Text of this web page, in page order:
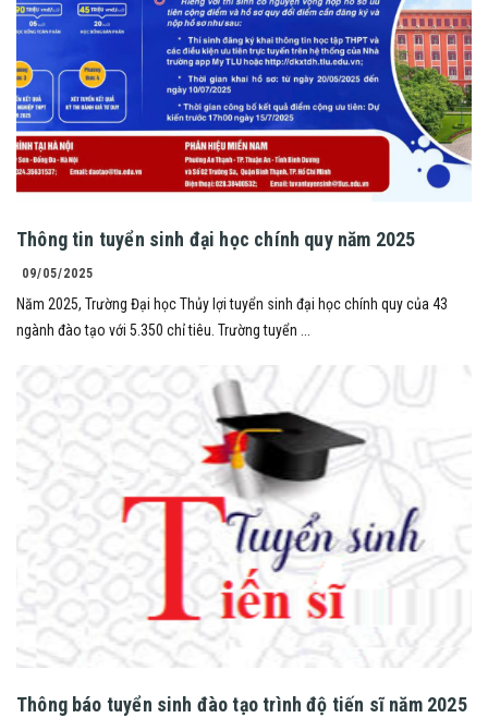
Thông tin tuyển sinh đại học chính quy năm 2025
09/05/2025
Năm 2025, Trường Đại học Thủy lợi tuyển sinh đại học chính quy của 43
ngành đào tạo với 5.350 chỉ tiêu. Trường tuyển ...
Thông báo tuyển sinh đào tạo trình độ tiến sĩ năm 2025